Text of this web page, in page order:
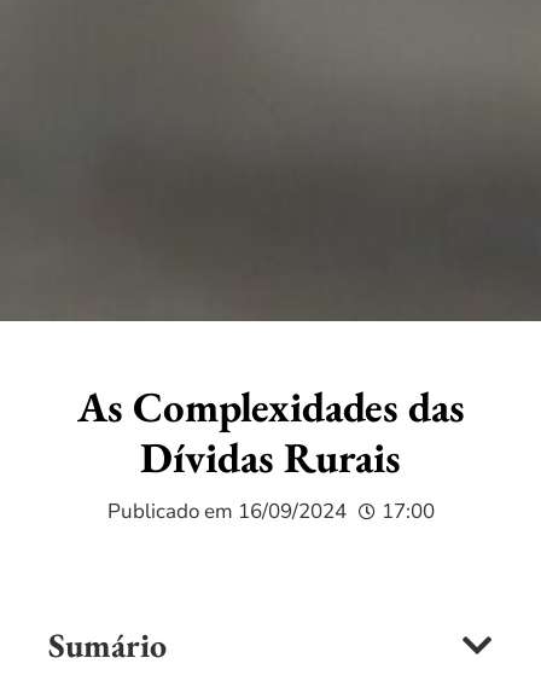
As Complexidades das
Dívidas Rurais
Publicado em 16/09/2024 17:00
Sumário